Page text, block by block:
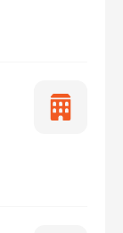
Tylko